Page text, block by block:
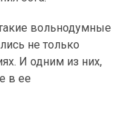
вольнодумные
не только
И одним из них,
в ее